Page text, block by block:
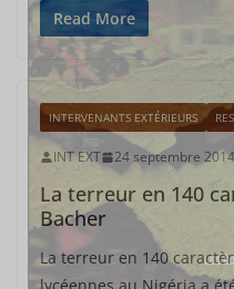
Read More
INTERVENANTS EXTÉRIEURS
INT EXT 24 septembre 2014
La terreur en 140
Bacher
La terreur en 140